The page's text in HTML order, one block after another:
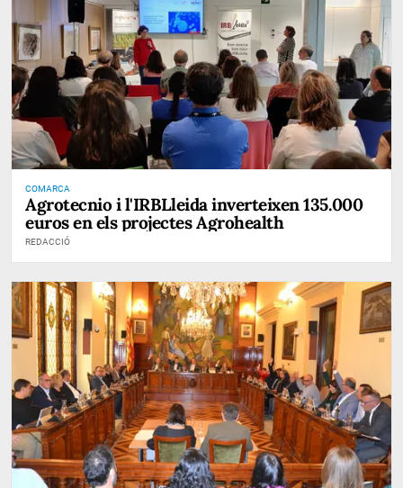
COMARCA
Agrotecnio i l'IRBLleida inverteixen 135.000
euros en els projectes Agrohealth
REDACCIÓ